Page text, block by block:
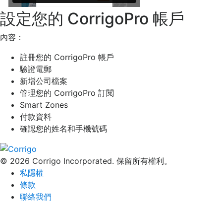
設定您的 CorrigoPro 帳戶
內容：
註冊您的 CorrigoPro 帳戶
驗證電郵
新增公司檔案
管理您的 CorrigoPro 訂閱
Smart Zones
付款資料
確認您的姓名和手機號碼
© 2026 Corrigo Incorporated. 保留所有權利。
私隱權
條款
聯絡我們